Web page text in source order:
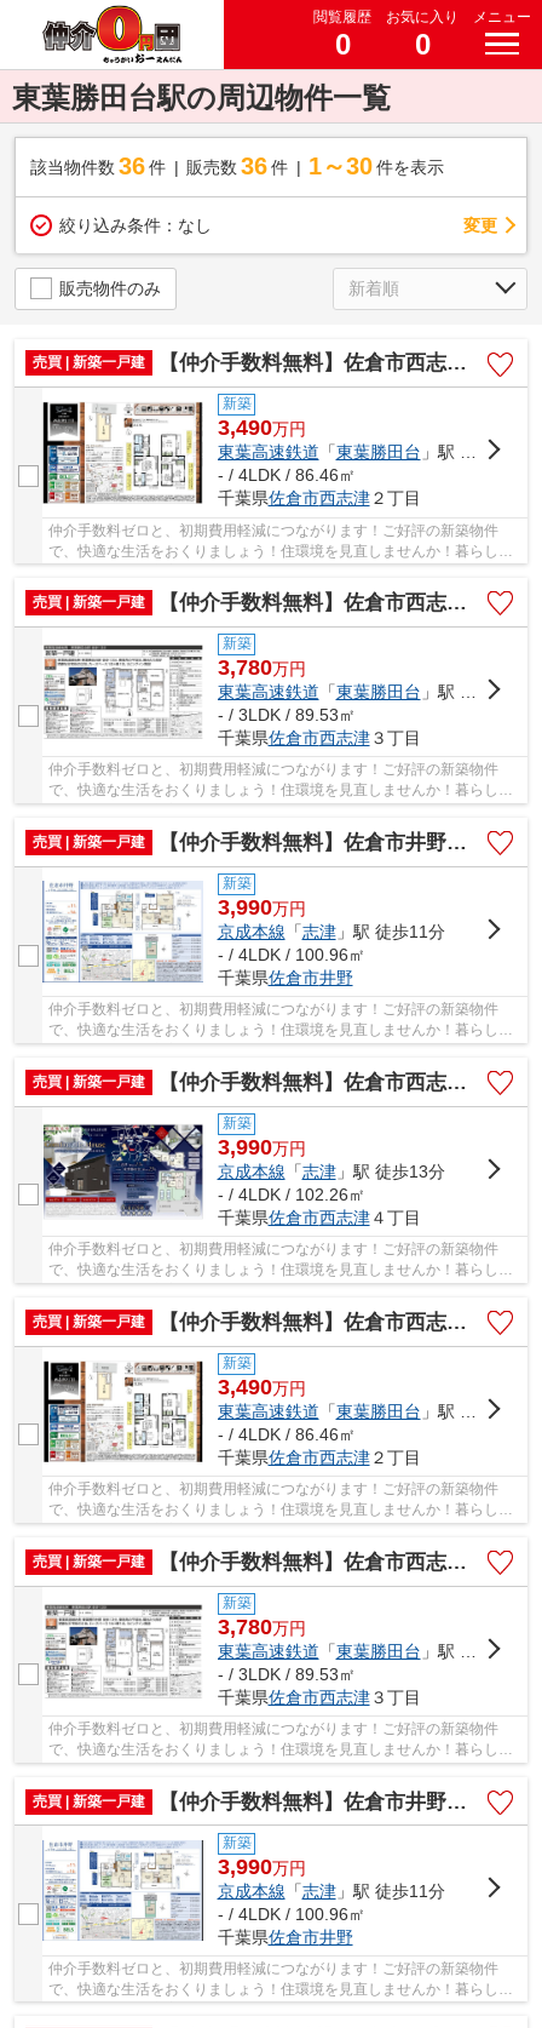
閲覧履歴
0
お気に入り
0
メニュー
東葉勝田台駅の周辺物件一覧
該当物件数 36件 販売数 36 件 1～30 件を表示
絞り込み条件： なし 変更
販売物件のみ
売買 | 新築一戸建 【仲介手数料無料】佐倉市西志津 新築戸建て
新築
3,490万円
東葉高速鉄道 「東葉勝田台 」駅 徒歩13分
- / 4LDK / 86.46㎡
千葉県佐倉市西志津２丁目
仲介手数料ゼロと、初期費用軽減につながります！ご好評の新築物件
で、快適な生活をおくりましょう！住環境を見直しませんか！暮らしの
売買 | 新築一戸建
【仲介手数料無料】佐倉市西志津 新築戸建て
新築
3,780万円
東葉高速鉄道 「東葉勝田台 」駅 徒歩14分
- / 3LDK / 89.53㎡
千葉県佐倉市西志津３丁目
仲介手数料ゼロと、初期費用軽減につながります！ご好評の新築物件
で、快適な生活をおくりましょう！住環境を見直しませんか！暮らしの
売買 | 新築一戸建
【仲介手数料無料】佐倉市井野 新築戸建て
新築
3,990万円
京成本線 「志津」駅 徒歩11分
- / 4LDK / 100.96㎡
千葉県佐倉市井野
仲介手数料ゼロと、初期費用軽減につながります！ご好評の新築物件
で、快適な生活をおくりましょう！住環境を見直しませんか！暮らしの
売買 | 新築一戸建
【仲介手数料無料】佐倉市西志津 新築戸建て
新築
3,990万円
京成本線 「志津」駅 徒歩13分
- / 4LDK / 102.26㎡
千葉県佐倉市西志津４丁目
仲介手数料ゼロと、初期費用軽減につながります！ご好評の新築物件
で、快適な生活をおくりましょう！住環境を見直しませんか！暮らしの
売買 | 新築一戸建
【仲介手数料無料】佐倉市西志津 新築戸建て
新築
3,490万円
東葉高速鉄道 「東葉勝田台 」駅 徒歩13分
- / 4LDK / 86.46㎡
千葉県佐倉市西志津２丁目
仲介手数料ゼロと、初期費用軽減につながります！ご好評の新築物件
で、快適な生活をおくりましょう！住環境を見直しませんか！暮らしの
売買 | 新築一戸建
【仲介手数料無料】佐倉市西志津 新築戸建て
新築
3,780万円
東葉高速鉄道 「東葉勝田台 」駅 徒歩14分
- / 3LDK / 89.53㎡
千葉県佐倉市西志津３丁目
仲介手数料ゼロと、初期費用軽減につながります！ご好評の新築物件
で、快適な生活をおくりましょう！住環境を見直しませんか！暮らしの
中でも、住居は充実した生活を送るための大きな...
売買 | 新築一戸建
【仲介手数料無料】佐倉市井野 新築戸建て
新築
3,990万円
京成本線 「志津」駅 徒歩11分
- / 4LDK / 100.96㎡
千葉県佐倉市井野
仲介手数料ゼロと、初期費用軽減につながります！ご好評の新築物件
で、快適な生活をおくりましょう！住環境を見直しませんか！暮らしの